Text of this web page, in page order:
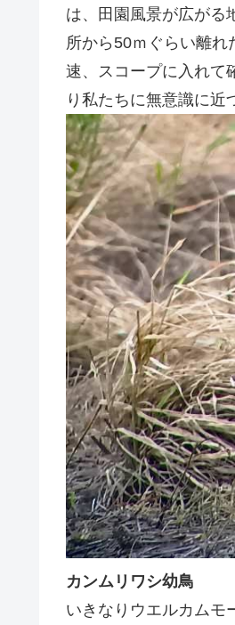
は、田園風景が広がる
所から50ｍぐらい離
速、スコープに入れて
り私たちに無意識に近
カンムリワシ幼鳥
いきなりウエルカムモ